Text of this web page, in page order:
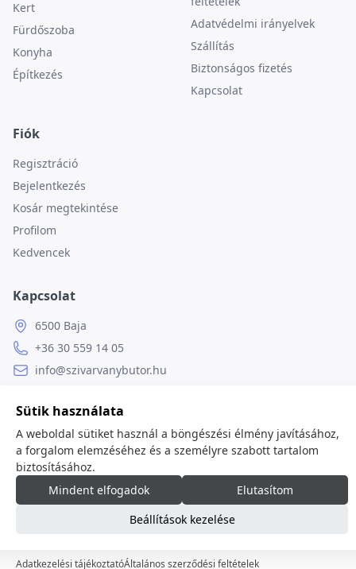
Kert
Fürdőszoba
Konyha
Építkezés
Adatvédelmi irányelvek
Szállítás
Biztonságos fizetés
Kapcsolat
Fiók
Regisztráció
Bejelentkezés
Kosár megtekintése
Profilom
Kedvencek
Kapcsolat
6500 Baja
+36 30 559 14 05
info@szivarvanybutor.hu
Weboldal
© 2026minden jog fenntartva.
Sütik használata
A weboldal sütiket használ a böngészési élmény javításához,
a forgalom elemzéséhez és a személyre szabott tartalom
biztosításához.
Mindent elfogadok
Elutasítom
Beállítások kezelése
Adatkezelési tájékoztatóÁltalános szerződési feltételek